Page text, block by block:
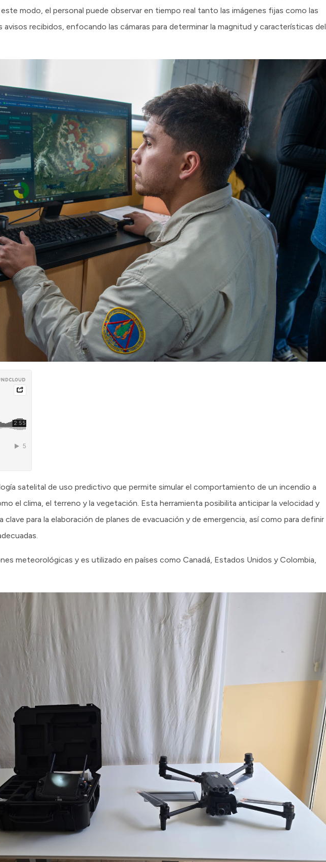
modo, el personal puede observar en tiempo real tanto las imágenes fijas como las
avisos recibidos, enfocando las cámaras para determinar la magnitud y características del
satelital de uso predictivo que permite simular el comportamiento de un incendio a
el clima, el terreno y la vegetación. Esta herramienta posibilita anticipar la velocidad y
para la elaboración de planes de evacuación y de emergencia, así como para definir
meteorológicas y es utilizado en países como Canadá, Estados Unidos y Colombia,